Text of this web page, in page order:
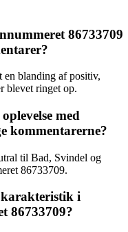
86733709
en blanding af positiv,
blevet ringet op.
med
kommentarerne?
til Bad, Svindel og
86733709.
karakteristik i
86733709?